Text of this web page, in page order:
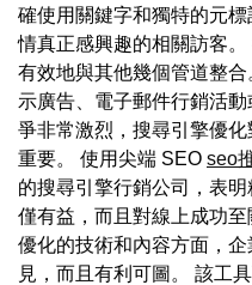
確使用關鍵字和獨特的元
情真正感興趣的相關訪客
有效地與其他幾個管道整
示廣告、電子郵件行銷活
爭非常激烈，搜尋引擎優
重要。 使用尖端 SEO seo
的搜尋引擎行銷公司，表
僅有益，而且對線上成功
優化的技術和內容方面，
見，而且有利可圖。 該工